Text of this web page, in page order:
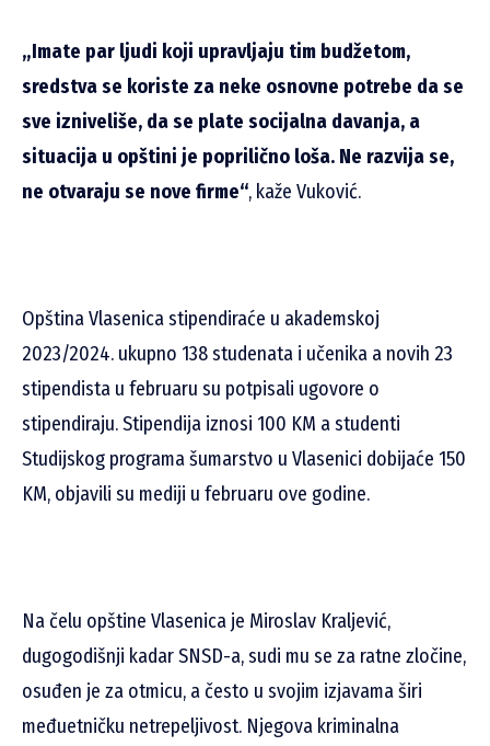
„Imate par ljudi koji upravljaju tim budžetom,
sredstva se koriste za neke osnovne potrebe da se
sve izniveliše, da se plate socijalna davanja, a
situacija u opštini je poprilično loša. Ne razvija se,
ne otvaraju se nove firme“, kaže Vuković.
Opština Vlasenica stipendiraće u akademskoj
2023/2024. ukupno 138 studenata i učenika a novih 23
stipendista u februaru su potpisali ugovore o
stipendiraju. Stipendija iznosi 100 KM a studenti
Studijskog programa šumarstvo u Vlasenici dobijaće 150
KM, objavili su mediji u februaru ove godine.
Na čelu opštine Vlasenica je Miroslav Kraljević,
dugogodišnji kadar SNSD-a, sudi mu se za ratne zločine,
osuđen je za otmicu, a često u svojim izjavama širi
međuetničku netrepeljivost. Njegova kriminalna